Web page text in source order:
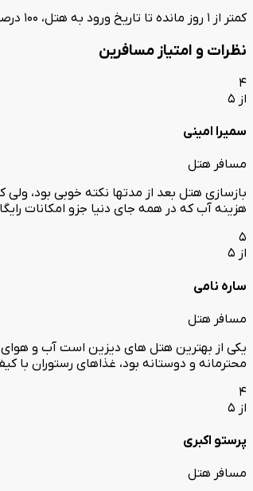
کمتر از 1 روز مانده تا تاریخ ورود به هتل، 100 درصد از شب اول توسط هتل کسر می‌گردد.
نظرات و امتیاز مسافرین
4
از 5
سمیرا امینی
مسافر هتل
بازسازی هتل بعد از مدتها نکته خوبی بود،
هزینه آب که در همه جای دنیا جزو امکانات
5
از 5
ساره نامی
مسافر هتل
یکی از بهترین هتل های دیزین است آب و هوای
محترمانه و دوستانه بود، غذاهای رستوران با
4
از 5
پرستو اکبری
مسافر هتل